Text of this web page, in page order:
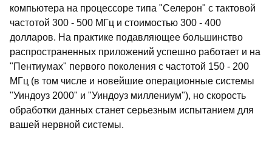
компьютера на процессоре типа "Селерон" с тактовой
частотой 300 - 500 МГц и стоимостью 300 - 400
долларов. На практике подавляющее большинство
распространенных приложений успешно работает и на
"Пентиумах" первого поколения с частотой 150 - 200
МГц (в том числе и новейшие операционные системы
"Уиндоуз 2000" и "Уиндоуз миллениум"), но скорость
обработки данных станет серьезным испытанием для
вашей нервной системы.